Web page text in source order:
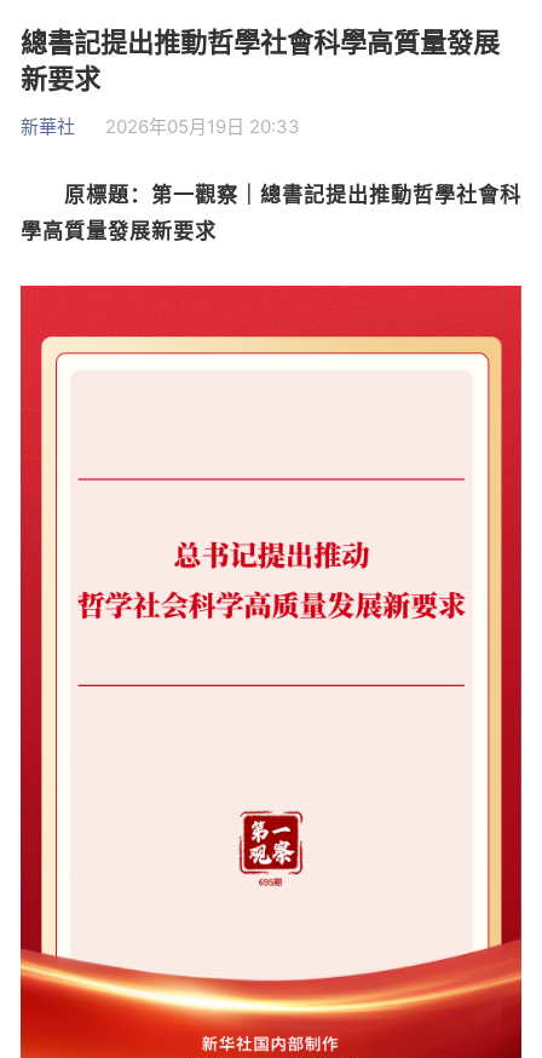
總書記提出推動哲學社會科學高質量發展
新要求
新華社 2026年05月19日 20:33
原標題：第一觀察｜總書記提出推動哲學社會科
學高質量發展新要求